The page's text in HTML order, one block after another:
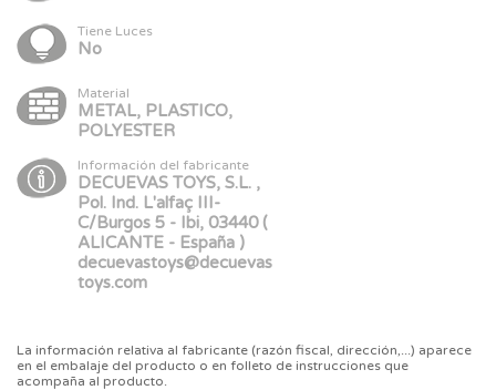
Tiene Luces
No
Material
METAL, PLASTICO,
POLYESTER
Información del fabricante
DECUEVAS TOYS, S.L. ,
Pol. Ind. L'alfaç III-
C/Burgos 5 - Ibi, 03440 (
ALICANTE - España )
decuevastoys@decuevas
toys.com
La información relativa al fabricante (razón fiscal, dirección,...) aparece
en el embalaje del producto o en folleto de instrucciones que
acompaña al producto.